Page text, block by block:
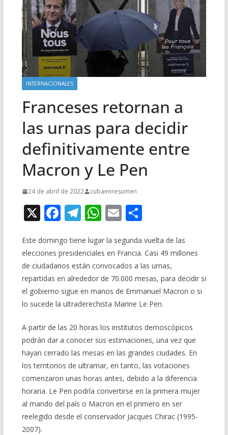
INTERNACIONALES
Franceses retornan a
las urnas para decidir
definitivamente entre
Macron y Le Pen
24 de abril de 2022 cubaenresumen
X F
e
b
o
o
k
T
e
gr
a
m
W
at
s
A
p
p
E
ai
l
C
m
p
ar
ti
r
Este domingo tiene lugar la segunda vuelta de las
elecciones presidenciales en Francia. Casi 49 millones
de ciudadanos están convocados a las urnas,
repartidas en alrededor de 70.000 mesas, para decidir si
el gobierno sigue en manos de Emmanuel Macron o si
lo sucede la ultraderechista Marine Le Pen.
A partir de las 20 horas los institutos demoscópicos
podrán dar a conocer sus estimaciones, una vez que
hayan cerrado las mesas en las grandes ciudades. En
los territorios de ultramar, en tanto, las votaciones
comenzaron unas horas antes, debido a la diferencia
horaria. Le Pen podría convertirse en la primera mujer
al mando del país o Macron en el primero en ser
reelegido desde el conservador Jacques Chirac (1995-
2007).